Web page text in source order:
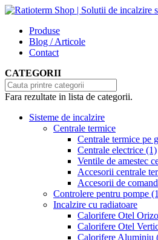
Produse
Blog / Articole
Contact
CATEGORII
Fara rezultate in lista de categorii.
Sisteme de incalzire
Centrale termice
Centrale termice pe
Centrale electrice (1)
Ventile de amestec
Accesorii centrale
Accesorii de
Controlere pentru pompe
Incalzire cu radiatoare
Calorifere Otel
Calorifere Otel
Calorifere Aluminiu